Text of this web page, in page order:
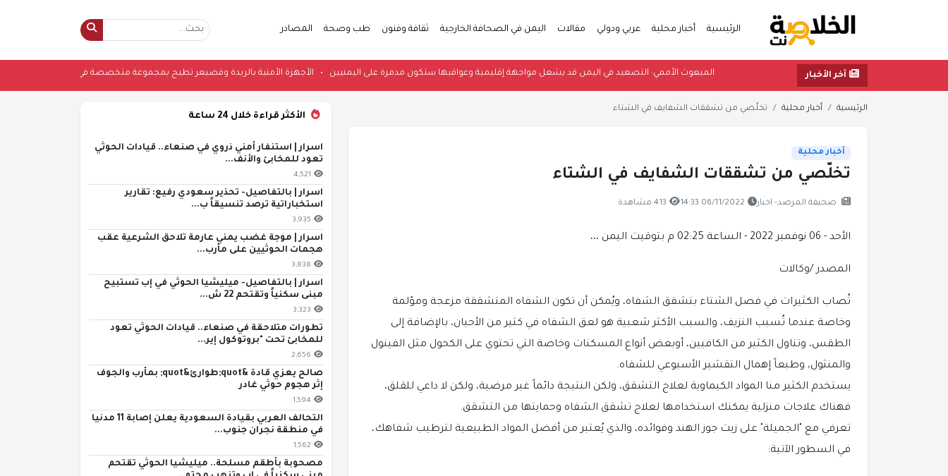
الرئيسية أخبار محلية عربي ودولي مقالات اليمن في الصحافة الخارجية ثقافة وفنون طب وصحة المصادر
آخر الأخبار المبعوث الأممي: التصعيد في اليمن قد يشعل مواجهة إقليمية وعواقبها ستكون مدمرة على اليمنيين•الأجهزة الأمنية بالريدة وقصيعر تطيح بمجموعة متخصصة في سرقة
الرئيسية أخبار محلية تخلّصي من تشققات الشفايف في الشتاء
أخبار محلية
تخلّصي من تشققات الشفايف في الشتاء
صحيفة المرصد- اخبار 06/11/2022 14:33 413 مشاهدة
الأحد - 06 نوفمبر 2022 - الساعة 02:25 م بتوقيت اليمن ،،،
المصدر /وكالات
تُصاب الكثيرات في فصل الشتاء بتشقق الشفاه، ويُمكن أن تكون الشفاه المتشققة مزعجة ومؤلمة
وخاصة عندما تُسبب النزيف، والسبب الأكثر شعبية هو لعق الشفاه في كثير من الأحيان، بالإضافة إلى
الطقس، وتناول الكثير من الكافيين، أوبعض أنواع المسكنات وخاصة التي تحتوي على الكحول مثل الفينول
والمنثول، وطبعاً إهمال التقشير الأسبوعي للشفاه.
يستخدم الكثير منا المواد الكيماوية لعلاج التشقق، ولكن النتيجة دائماً غير مرضية، ولكن لا داعي للقلق،
فهناك علاجات منزلية يمكنك استخدامها لعلاج تشقق الشفاه وحمايتها من التشقق.
تعرفي مع "الجميلة" على زيت جوز الهند وفوائده، والذي يُعتبر من أفضل المواد الطبيعية لترطيب شفاهك،
في السطور الآتية:
الأكثر قراءة خلال 24 ساعة
اسرار | استنفار أمني ذروي في صنعاء.. قيادات الحوثي
تعود للمخابئ والأنف...
4,521
اسرار | بالتفاصيل- تحذير سعودي رفيع: تقارير
استخباراتية ترصد تنسيقاً ب...
3,935
اسرار | موجة غضب يمني عارمة تلاحق الشرعية عقب
هجمات الحوثيين على مأرب...
3,838
اسرار | بالتفاصيل- ميليشيا الحوثي في إب تستبيح
مبنى سكنياً وتقتحم 22 ش...
3,323
تطورات متلاحقة في صنعاء.. قيادات الحوثي تعود
للمخابئ تحت "بروتوكول إير...
2,656
صالح يعزي قادة &quot;طوارئ&quot; بمأرب والجوف
إثر هجوم حوثي غادر
1,594
التحالف العربي بقيادة السعودية يعلن إصابة 11 مدنيا
في منطقة نجران جنوب...
1,562
مصحوبة بأطقم مسلحة.. ميليشيا الحوثي تقتحم